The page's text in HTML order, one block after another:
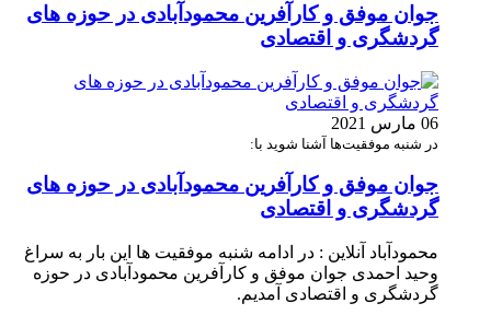
جوان موفق و کارآفرین محمودآبادی در حوزه های
گردشگری و اقتصادی
06 مارس 2021
در شنبه موفقیت‌ها آشنا شوید با:
جوان موفق و کارآفرین محمودآبادی در حوزه های
گردشگری و اقتصادی
محمودآباد آنلاین : در ادامه شنبه موفقیت ها این بار به سراغ
وحید احمدی جوان موفق و کارآفرین محمودآبادی در حوزه
گردشگری و اقتصادی آمدیم.